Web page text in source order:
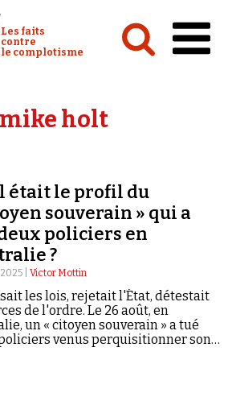
Conspiracy Watch :
Les faits
contre
le complotisme
de presse
mike holt
était le profil du
souverain » qui a
policiers en
?
| Victor Mottin
les lois, rejetait l'État, détestait
de l'ordre. Le 26 août, en
un « citoyen souverain » a tué
venus perquisitionner son